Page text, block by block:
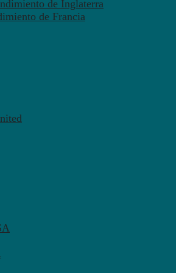
de Inglaterra
de Francia